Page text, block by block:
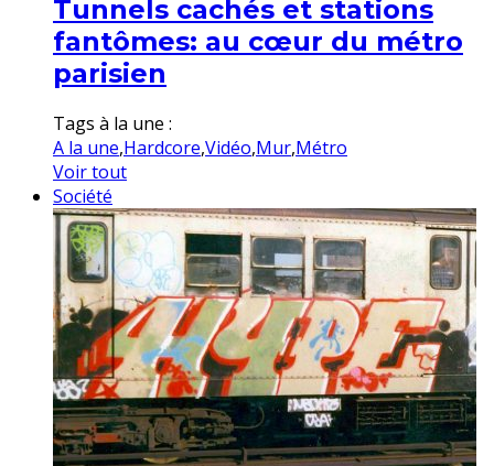
Tunnels cachés et stations
fantômes: au cœur du métro
parisien
Tags à la une :
A la une,Hardcore,Vidéo,Mur,Métro
Voir tout
Société